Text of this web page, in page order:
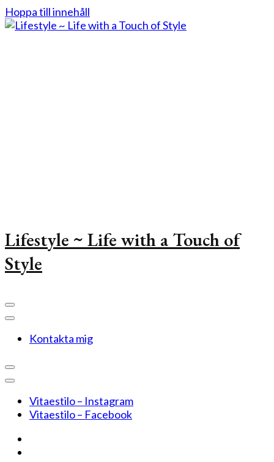
Hoppa till innehåll
Lifestyle ~ Life with a Touch of
Style
Kontakta mig
Vitaestilo – Instagram
Vitaestilo – Facebook